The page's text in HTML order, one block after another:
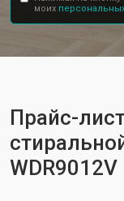
моих
Прайс-
WDR9012V